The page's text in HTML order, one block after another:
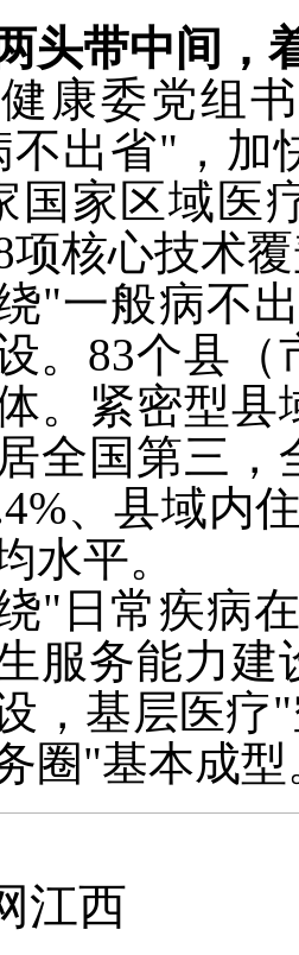
头带中间，
康委党组
出省"，加
国家区域医
项核心技术
"一般病不
。83个县（
。紧密型县
全国第三，
、县域内
水平。
"日常疾病
服务能力
，基层医疗
圈"基本成型
江西